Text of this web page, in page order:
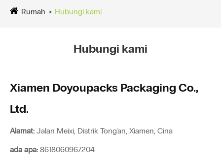
Rumah Hubungi kami
Hubungi kami
Xiamen Doyoupacks Packaging Co.,
Ltd.
Alamat: Jalan Meixi, Distrik Tong'an, Xiamen, Cina
ada apa: 8618060967204